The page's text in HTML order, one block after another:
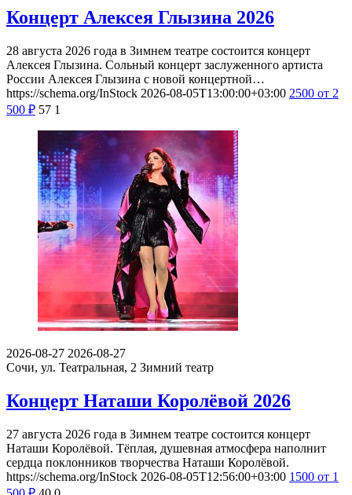
Концерт Алексея Глызина 2026
28 августа 2026 года в Зимнем театре состоится концерт
Алексея Глызина. Сольный концерт заслуженного артиста
России Алексея Глызина с новой концертной…
https://schema.org/InStock 2026-08-05T13:00:00+03:00 2500 от 2
500 ₽ 57 1
2026-08-27 2026-08-27
Сочи, ул. Театральная, 2 Зимний театр
Концерт Наташи Королёвой 2026
27 августа 2026 года в Зимнем театре состоится концерт
Наташи Королёвой. Тёплая, душевная атмосфера наполнит
сердца поклонников творчества Наташи Королёвой.
https://schema.org/InStock 2026-08-05T12:56:00+03:00 1500 от 1